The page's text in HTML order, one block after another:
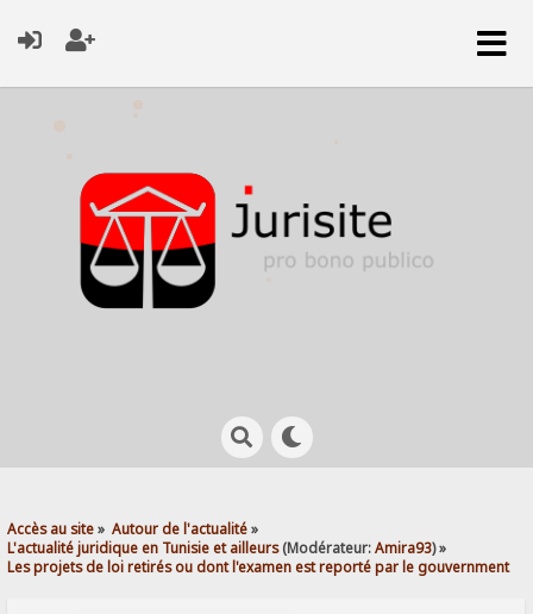
Accès au site» Autour de l'actualité»
L'actualité juridique en Tunisie et ailleurs(Modérateur:Amira93) »
Les projets de loi retirés ou dont l'examen est reporté par le gouvernment